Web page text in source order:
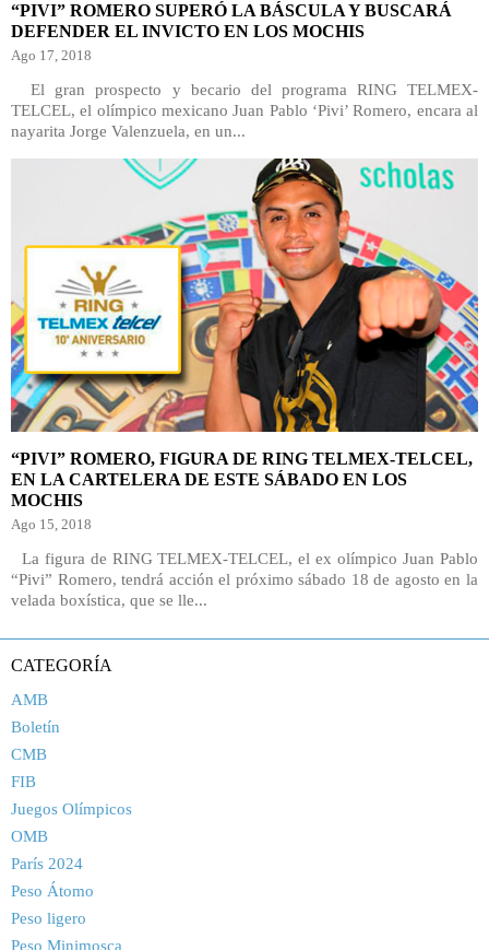
“PIVI” ROMERO SUPERÓ LA BÁSCULA Y BUSCARÁ
DEFENDER EL INVICTO EN LOS MOCHIS
Ago 17, 2018
El gran prospecto y becario del programa RING TELMEX-
TELCEL, el olímpico mexicano Juan Pablo ‘Pivi’ Romero, encara al
nayarita Jorge Valenzuela, en un...
“PIVI” ROMERO, FIGURA DE RING TELMEX-TELCEL,
EN LA CARTELERA DE ESTE SÁBADO EN LOS
MOCHIS
Ago 15, 2018
La figura de RING TELMEX-TELCEL, el ex olímpico Juan Pablo
“Pivi” Romero, tendrá acción el próximo sábado 18 de agosto en la
velada boxística, que se lle...
CATEGORÍA
AMB
Boletín
CMB
FIB
Juegos Olímpicos
OMB
París 2024
Peso Átomo
Peso ligero
Peso Minimosca